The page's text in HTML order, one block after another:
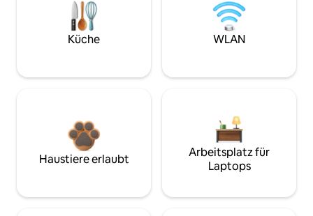
Küche WLAN
Haustiere erlaubt
Arbeitsplatz für
Laptops